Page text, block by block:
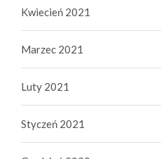
Kwiecień 2021
Marzec 2021
Luty 2021
Styczeń 2021